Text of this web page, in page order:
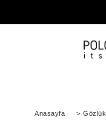
Anasayfa > Gözlük